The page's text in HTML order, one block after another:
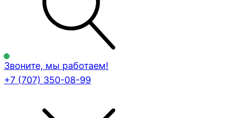
Звоните, мы работаем!
+7 (707) 350-08-99